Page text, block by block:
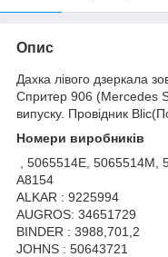
Опис
Дахка лівого дзеркала
Спритер 906 (Mercedes
випуску. Провідник
Номери виробників
, 5065514E, 5065514M,
A8154
ALKAR : 9225994
AUGROS: 34651729
BINDER : 3988,701,2
JOHNS : 50643721